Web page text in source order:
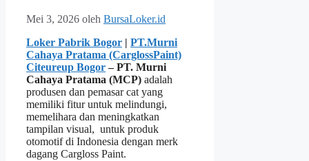
Mei 3, 2026 oleh BursaLoker.id
Loker Pabrik Bogor | PT.Murni
Cahaya Pratama (CarglossPaint)
Citeureup Bogor– PT. Murni
Cahaya Pratama (MCP) adalah
produsen dan pemasar cat yang
memiliki fitur untuk melindungi,
memelihara dan meningkatkan
tampilan visual, untuk produk
otomotif di Indonesia dengan merk
dagang Cargloss Paint.